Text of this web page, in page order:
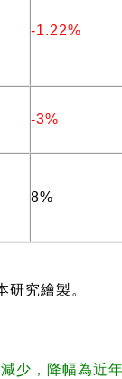
-1.22%
-3%
8%
究繪製。
少，降幅為近